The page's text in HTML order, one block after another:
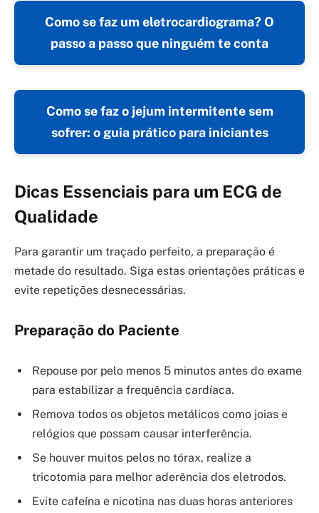
Como se faz um eletrocardiograma? O
passo a passo que ninguém te conta
Como se faz o jejum intermitente sem
sofrer: o guia prático para iniciantes
Dicas Essenciais para um ECG de
Qualidade
Para garantir um traçado perfeito, a preparação é
metade do resultado. Siga estas orientações práticas e
evite repetições desnecessárias.
Preparação do Paciente
Repouse por pelo menos 5 minutos antes do exame
para estabilizar a frequência cardíaca.
Remova todos os objetos metálicos como joias e
relógios que possam causar interferência.
Se houver muitos pelos no tórax, realize a
tricotomia para melhor aderência dos eletrodos.
Evite cafeína e nicotina nas duas horas anteriores